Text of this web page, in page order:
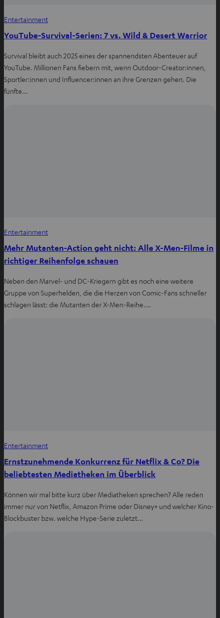
Entertainment
YouTube-Survival-Serien: 7 vs. Wild & Desert Warrior
Survival bleibt auch 2025 eines der spannendsten Abenteuer auf
YouTube. Millionen Fans fiebern mit, wenn Outdoor-Creator:innen,
Sportler:innen und Influencer:innen an ihre Grenzen gehen. Die
fünfte…
Entertainment
Mehr Mutanten-Action geht nicht: Alle X-Men-Filme in
richtiger Reihenfolge schauen
Neben den Marvel- und DC-Kriegern gibt es noch eine weitere
Gruppe von Superhelden, die die Herzen von Comic-Fans schneller
schlagen lässt: die Mutanten der X-Men-Reihe.…
Entertainment
Ernstzunehmende Konkurrenz für Netflix & Co? Die
beliebtesten Mediatheken im Überblick
Können wir mal bitte kurz über Mediatheken sprechen? Alle reden
immer nur von Netflix, Amazon Prime oder Disney+ und welcher Kino-
Blockbuster bzw. welche Hype-Serie zuletzt…